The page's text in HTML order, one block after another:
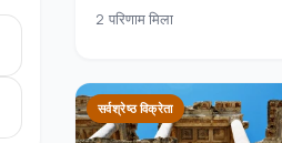
2 परिणाम मिला
सर्वश्रेष्ठ विक्रेता